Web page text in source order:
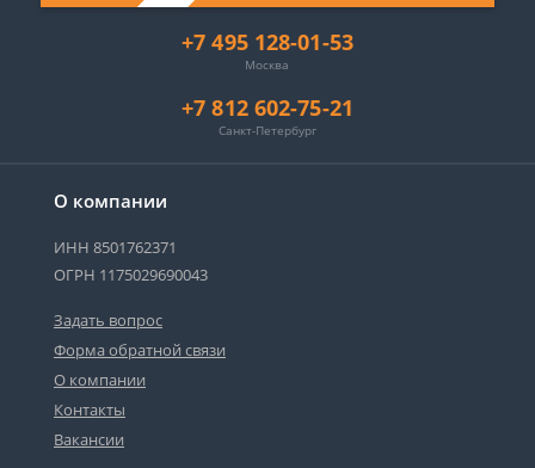
О компании
ИНН 8501762371
ОГРН 1175029690043
Задать вопрос
Форма обратной связи
О компании
Контакты
Вакансии
+7 495 128-01-53
Москва
+7 812 602-75-21
Санкт-Петербург